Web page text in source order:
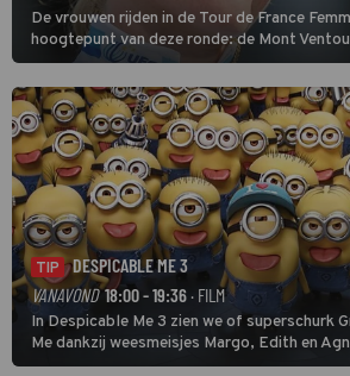
De vrouwen rijden in de Tour de France
hoogtepunt van deze ronde: de Mont
finishten de vrouwen voor deze koers op
buitencategorie. De aanloop naar de
TIP
DESPICABLE ME 3
VANAVOND 18:00 - 19:36· FILM
In Despicable Me 3 zien we of superschurk
Me dankzij weesmeisjes Margo, Edith en
het rechte pad maakte, ook op dat pad